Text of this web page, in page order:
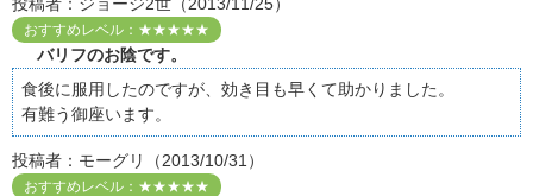
おすすめレベル：★★★★★
バリフのお陰です。
食後に服用したのですが、効き目も早くて助かりました。
有難う御座います。
投稿者：モーグリ（2013/10/31）
おすすめレベル：★★★★★